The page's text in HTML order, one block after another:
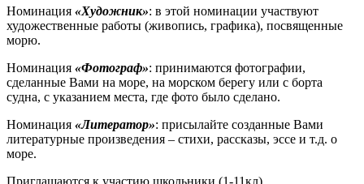
Номинация «Художник»: в этой номинации участвуют
художественные работы (живопись, графика), посвященные
морю.
Номинация «Фотограф»: принимаются фотографии,
сделанные Вами на море, на морском берегу или с борта
судна, с указанием места, где фото было сделано.
Номинация «Литератор»: присылайте созданные Вами
литературные произведения – стихи, рассказы, эссе и т.д. о
море.